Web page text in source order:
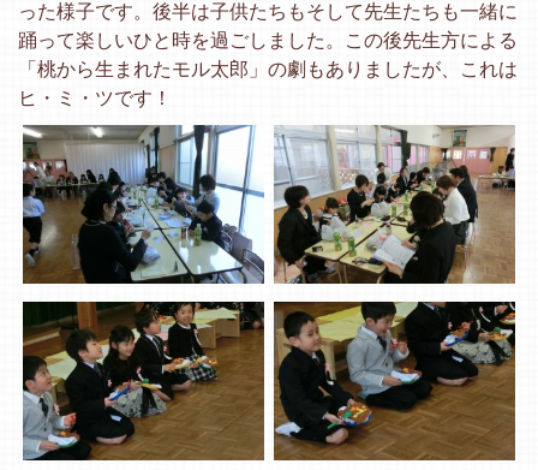
った様子です。後半は子供たちもそして先生たちも一緒に
踊って楽しいひと時を過ごしました。この後先生方による
「桃から生まれたモル太郎」の劇もありましたが、これは
ヒ・ミ・ツです！